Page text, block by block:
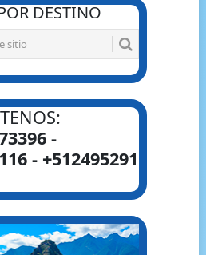
DESTINO
-
- +512495291